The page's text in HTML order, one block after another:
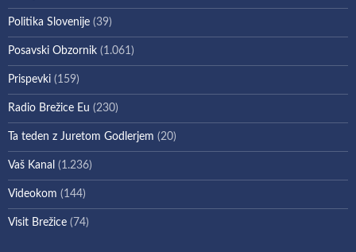
Politika Slovenije (39)
Posavski Obzornik (1.061)
Prispevki (159)
Radio Brežice Eu (230)
Ta teden z Juretom Godlerjem (20)
Vaš Kanal (1.236)
Videokom (144)
Visit Brežice (74)